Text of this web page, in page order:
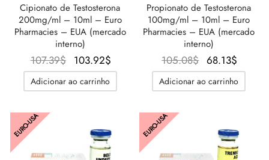
Cipionato de Testosterona
200mg/ml – 10ml – Euro
Pharmacies – EUA (mercado
interno)
107.39$ O preço
original
era:
103.92$
atual é:
103.92$.
Adicionar ao carrinho
Propionato de Testosterona
100mg/ml – 10ml – Euro
Pharmacies – EUA (mercado
interno)
105.08$ O preço
original
era:
68.13$
preço
atual
Adicionar ao carrinho
EURO-USA EURO-USA